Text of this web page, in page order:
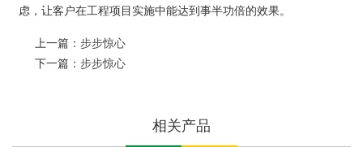
虑，让客户在工程项目实施中能达到事半功倍的效果。
上一篇：步步惊心
下一篇：步步惊心
相关产品